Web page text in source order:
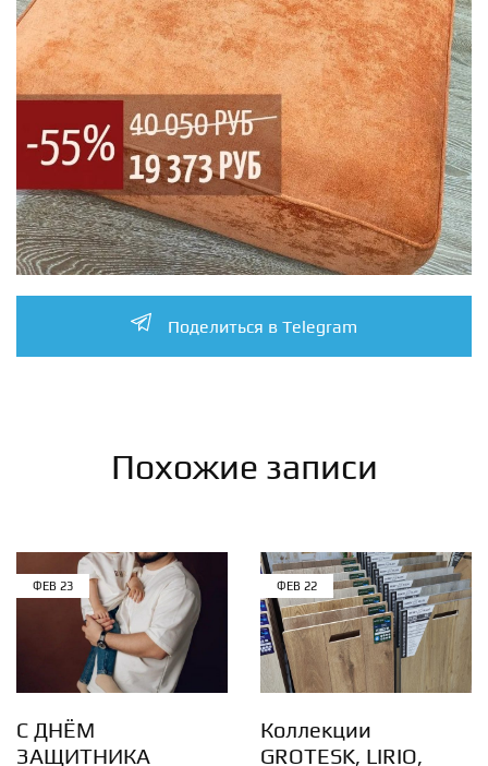
Поделиться в Telegram
Похожие записи
ФЕВ 23
С ДНЁМ
ЗАЩИТНИКА
ФЕВ 22
Коллекции
GROTESK, LIRIO,